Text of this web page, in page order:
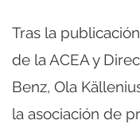
Tras la
de la ACEA y
Benz, Ola
la asociación de